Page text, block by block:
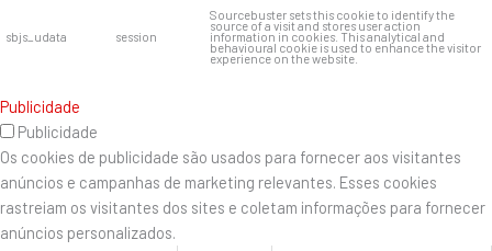
sbjs_udata session
Sourcebuster sets this cookie to identify the
source of a visit and stores user action
information in cookies. This analytical and
behavioural cookie is used to enhance the visitor
experience on the website.
Publicidade
Publicidade
Os cookies de publicidade são usados ​​para fornecer aos visitantes
anúncios e campanhas de marketing relevantes. Esses cookies
rastreiam os visitantes dos sites e coletam informações para fornecer
anúncios personalizados.